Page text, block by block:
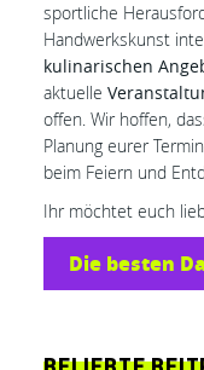
sportliche
Handwerkskunst
kulinarischen
aktuelle
offen. Wir hoffen,
Planung eurer
beim Feiern und
Ihr möchtet euch
Die besten